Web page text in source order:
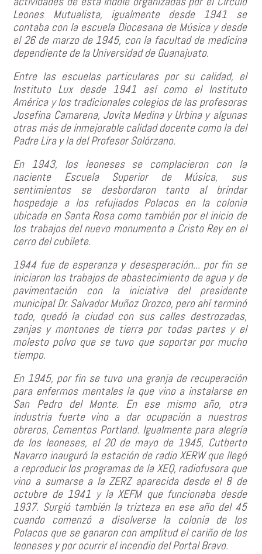
Leones Mutualista, igualmente desde 1941 se
contaba con la escuela Diocesana de Música y desde
el 26 de marzo de 1945, con la facultad de medicina
dependiente de la Universidad de Guanajuato.
Entre las escuelas particulares por su calidad, el
Instituto Lux desde 1941 así como el Instituto
América y los tradicionales colegios de las profesoras
Josefina Camarena, Jovita Medina y Urbina y algunas
otras más de inmejorable calidad docente como la del
Padre Lira y la del Profesor Solórzano.
En 1943, los leoneses se complacieron con la
naciente Escuela Superior de Música, sus
sentimientos se desbordaron tanto al brindar
hospedaje a los refujiados Polacos en la colonia
ubicada en Santa Rosa como también por el inicio de
los trabajos del nuevo monumento a Cristo Rey en el
cerro del cubilete.
1944 fue de esperanza y desesperación... por fin se
iniciaron los trabajos de abastecimiento de agua y de
pavimentación con la iniciativa del presidente
municipal Dr. Salvador Muñoz Orozco, pero ahí terminó
todo, quedó la ciudad con sus calles destrozadas,
zanjas y montones de tierra por todas partes y el
molesto polvo que se tuvo que soportar por mucho
tiempo.
En 1945, por fin se tuvo una granja de recuperación
para enfermos mentales la que vino a instalarse en
San Pedro del Monte. En ese mismo año, otra
industria fuerte vino a dar ocupación a nuestros
obreros, Cementos Portland. Igualmente para alegría
de los leoneses, el 20 de mayo de 1945, Cutberto
Navarro inauguró la estación de radio XERW que llegó
a reproducir los programas de la XEQ, radiofusora que
vino a sumarse a la ZERZ aparecida desde el 8 de
octubre de 1941 y la XEFM que funcionaba desde
1937. Surgió también la trizteza en ese año del 45
cuando comenzó a disolverse la colonia de los
Polacos que se ganaron con amplitud el cariño de los
leoneses y por ocurrir el incendio del Portal Bravo.